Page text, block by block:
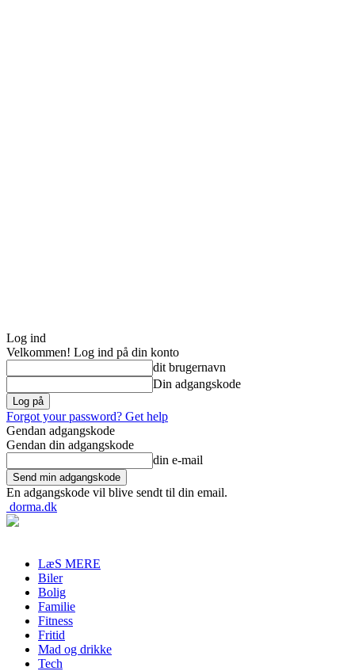
Log ind
Velkommen! Log ind på din konto
dit brugernavn
Din adgangskode
Forgot your password? Get help
Gendan adgangskode
Gendan din adgangskode
din e-mail
En adgangskode vil blive sendt til din email.
dorma.dk
LæS MERE
Biler
Bolig
Familie
Fitness
Fritid
Mad og drikke
Tech